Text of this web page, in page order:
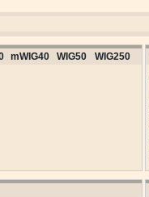
mWIG40 WIG50 WIG250